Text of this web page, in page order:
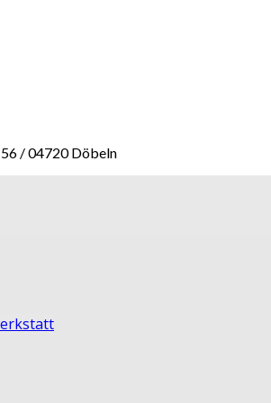
/ 04720 Döbeln